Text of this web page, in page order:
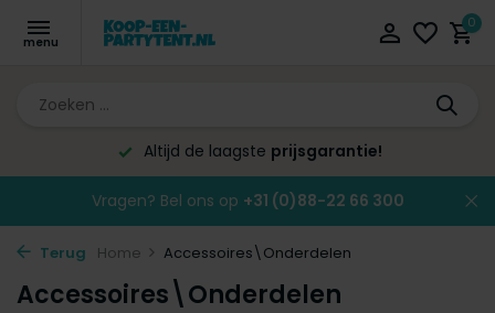
0
Altijd de laagste prijsgarantie!
Vragen? Bel ons op +31 (0)88-22 66 300
Terug Home Accessoires\Onderdelen
Accessoires\Onderdelen